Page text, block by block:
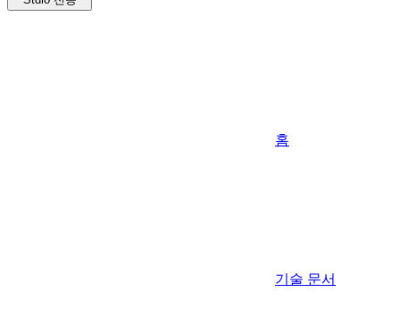
홈
기술 문서